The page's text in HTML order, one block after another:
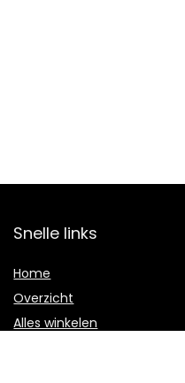
Snelle links
Home
Overzicht
Alles winkelen